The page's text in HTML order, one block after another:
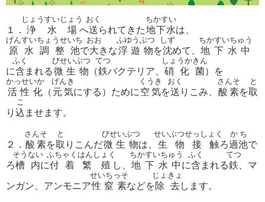
１． 浄水場
じょうすいじょう
へ送
おく
られてきた地下水
ちかすい
は、
原水調整池
げんすいちょうせいち
で大
おお
きな浮遊物
ふゆうぶつ
を沈
しず
めて、 地下水中
ちかすいちゅう
に含
ふく
まれる微生物
びせいぶつ
（鉄
てつ
バクテリア、 硝化菌
しょうかきん
）を
活性化
かっせいか
（ 元気
げんき
にする）ために空気
くうき
を送
おく
りこみ、 酸素
さんそ
を取
と
り 込
こ
ませます。
２． 酸素
さんそ
を取
と
りこんだ微生物
びせいぶつ
は、 生物接触
せいぶつせっしょく
ろ過池
かち
で
ろ槽内
そうない
に付着
ふちゃく
繁殖
はんしょく
し、 地下水中
ちかすいちゅう
に含
ふく
まれる鉄
てつ
、マ
ンガン、アンモニア性窒素
せいちっそ
などを除去
じょきょ
します。